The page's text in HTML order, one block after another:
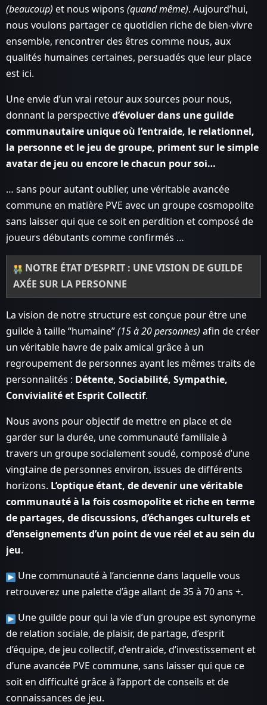
(beaucoup) et nous wipons (quand même). Aujourd’hui,
nous voulons partager ce quotidien riche de bien-vivre
ensemble, rencontrer des êtres comme nous, aux
qualités humaines certaines, persuadés que leur place
est ici.
Une envie d’un vrai retour aux sources pour nous,
donnant la perspectived’évoluer dans une guilde
communautaire unique où l’entraide, le relationnel,
la personne et le jeu de groupe, priment sur le simple
avatar de jeu ou encore le chacun pour soi…
… sans pour autant oublier, une véritable avancée
commune en matière PVE avec un groupe cosmopolite
sans laisser qui que ce soit en perdition et composé de
joueurs débutants comme confirmés …
NOTRE ÉTAT D’ESPRIT : UNE VISION DE GUILDE
AXÉE SUR LA PERSONNE
La vision de notre structure est conçue pour être une
guilde à taille “humaine”(15 à 20 personnes) afin de créer
un véritable havre de paix amical grâce à un
regroupement de personnes ayant les mêmes traits de
personnalités : Détente, Sociabilité, Sympathie,
Convivialité et Esprit Collectif.
Nous avons pour objectif de mettre en place et de
garder sur la durée, une communauté familiale à
travers un groupe socialement soudé, composé d’une
vingtaine de personnes environ, issues de différents
horizons. L’optique étant, de devenir une véritable
communauté à la fois cosmopolite et riche en terme
de partages, de discussions, d’échanges culturels et
d’enseignements d’un point de vue réel et au sein du
jeu.
Une communauté à l’ancienne dans laquelle vous
retrouverez une palette d’âge allant de 35 à 70 ans +.
Une guilde pour qui la vie d’un groupe est synonyme
de relation sociale, de plaisir, de partage, d’esprit
d’équipe, de jeu collectif, d’entraide, d’investissement et
d’une avancée PVE commune, sans laisser qui que ce
soit en difficulté grâce à l’apport de conseils et de
connaissances de jeu.